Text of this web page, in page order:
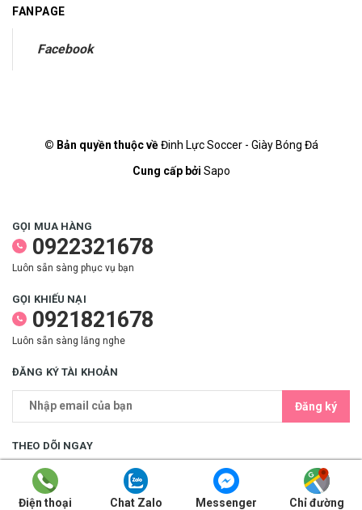
FANPAGE
Facebook
© Bản quyền thuộc vềĐinh Lực Soccer - Giày Bóng Đá
Cung cấp bởi Sapo
GỌI MUA HÀNG
0922321678
Luôn sẵn sàng phục vụ bạn
GỌI KHIẾU NẠI
0921821678
Luôn sẵn sàng lắng nghe
ĐĂNG KÝ TÀI KHOẢN
Đăng ký
THEO DÕI NGAY
Điện thoại Chat Zalo Messenger Chỉ đường